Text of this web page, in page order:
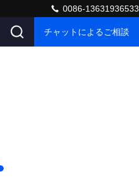
0086-13631936533
チャットによるご相談